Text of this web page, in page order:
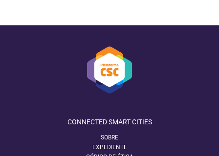
CONNECTED SMART CITIES
SOBRE
EXPEDIENTE